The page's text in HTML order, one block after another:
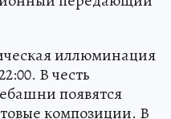
иллюминация
В честь
появятся
композиции. В